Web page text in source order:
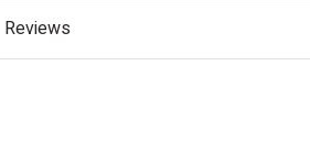
Reviews